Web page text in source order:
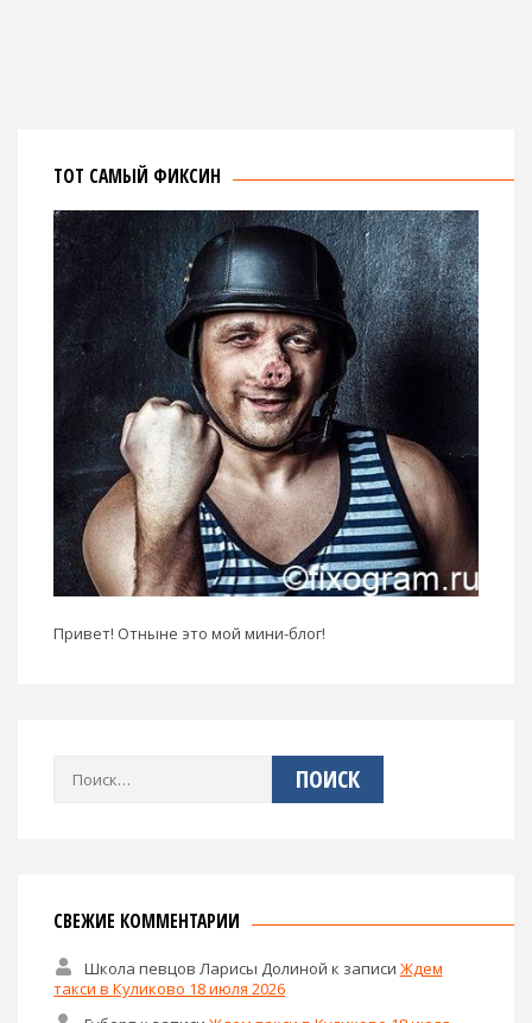
ТОТ САМЫЙ ФИКСИН
Привет! Отныне это мой мини-блог!
Найти:
СВЕЖИЕ КОММЕНТАРИИ
Школа певцов Ларисы Долиной к записи Ждем
такси в Куликово 18 июля 2026